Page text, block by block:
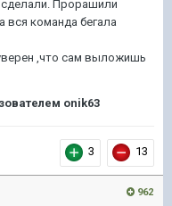
Прорашили
вся команда бегала
,что сам выложишь
onik63
3 13
962